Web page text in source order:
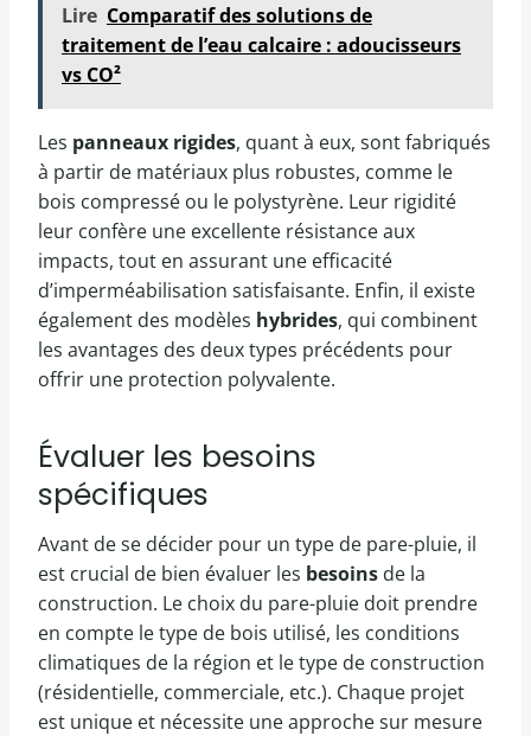
Lire Comparatif des solutions de
traitement de l’eau calcaire : adoucisseurs
vs CO²
Les panneaux rigides, quant à eux, sont fabriqués
à partir de matériaux plus robustes, comme le
bois compressé ou le polystyrène. Leur rigidité
leur confère une excellente résistance aux
impacts, tout en assurant une efficacité
d’imperméabilisation satisfaisante. Enfin, il existe
également des modèles hybrides, qui combinent
les avantages des deux types précédents pour
offrir une protection polyvalente.
Évaluer les besoins
spécifiques
Avant de se décider pour un type de pare-pluie, il
est crucial de bien évaluer les besoins de la
construction. Le choix du pare-pluie doit prendre
en compte le type de bois utilisé, les conditions
climatiques de la région et le type de construction
(résidentielle, commerciale, etc.). Chaque projet
est unique et nécessite une approche sur mesure